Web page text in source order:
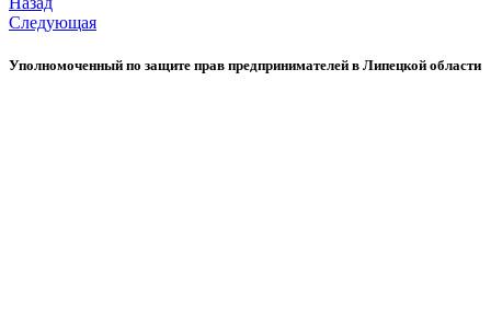
Следующая
Уполномоченный по защите прав предпринимателей в Липецкой области